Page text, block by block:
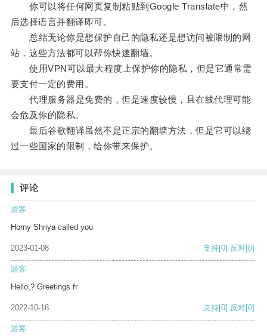
你可以将任何网页复制粘贴到Google Translate中，然
后选择语言并翻译即可。
总结无论你是想保护自己的隐私还是想访问被限制的网
站，这些方法都可以帮你快速翻墙。
使用VPN可以最大程度上保护你的隐私，但是它通常需
要支付一定的费用。
代理服务器是免费的，但是速度较慢，且在线代理可能
会危及你的隐私。
最后谷歌翻译虽然不是正宗的翻墙方法，但是它可以绕
过一些国家的限制，给你带来保护。
评论
游客
Horny Shriya called you
2023-01-08 支持[0] 反对[0]
游客
Hello,? Greetings fr
2022-10-18 支持[0] 反对[0]
游客